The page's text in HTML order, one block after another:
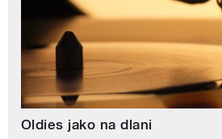
Oldies jako na dlani